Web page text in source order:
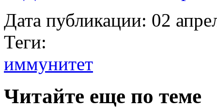
Дата публикации: 02
Теги:
иммунитет
Читайте еще по теме